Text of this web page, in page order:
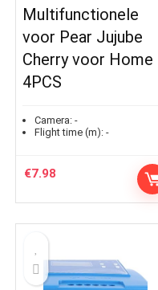
Multifunctionele
voor Pear Jujube
Cherry voor Home
4PCS
Camera: -
Flight time (m): -
€7.98